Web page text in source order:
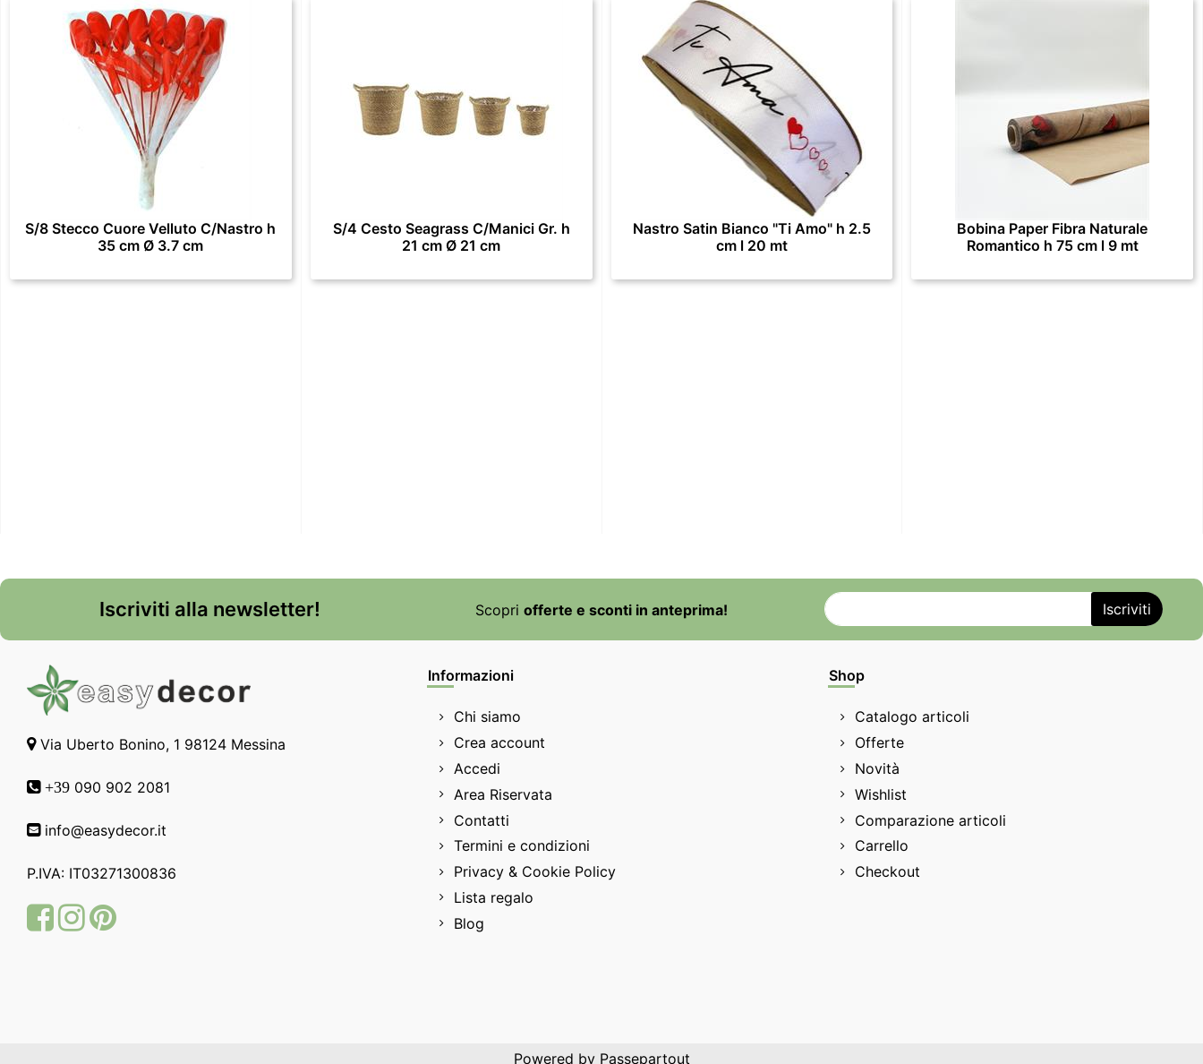
S/8 Stecco Cuore Velluto C/Nastro h
35 cm Ø 3.7 cm
S/4 Cesto Seagrass C/Manici Gr. h
21 cm Ø 21 cm
Nastro Satin Bianco "Ti Amo" h 2.5
cm l 20 mt
Bobina Paper Fibra Naturale
Romantico h 75 cm l 9 mt
Iscriviti alla newsletter! Scopri offerte e sconti in anteprima!
Via Uberto Bonino, 1 98124 Messina
+39 090 902 2081
info@easydecor.it
P.IVA: IT03271300836
FacebookInstagram
Pinterest
Informazioni
Chi siamo
Crea account
Accedi
Area Riservata
Contatti
Termini e condizioni
Privacy & Cookie Policy
Lista regalo
Blog
Shop
Catalogo articoli
Offerte
Novità
Wishlist
Comparazione articoli
Carrello
Checkout
Powered by Passepartout